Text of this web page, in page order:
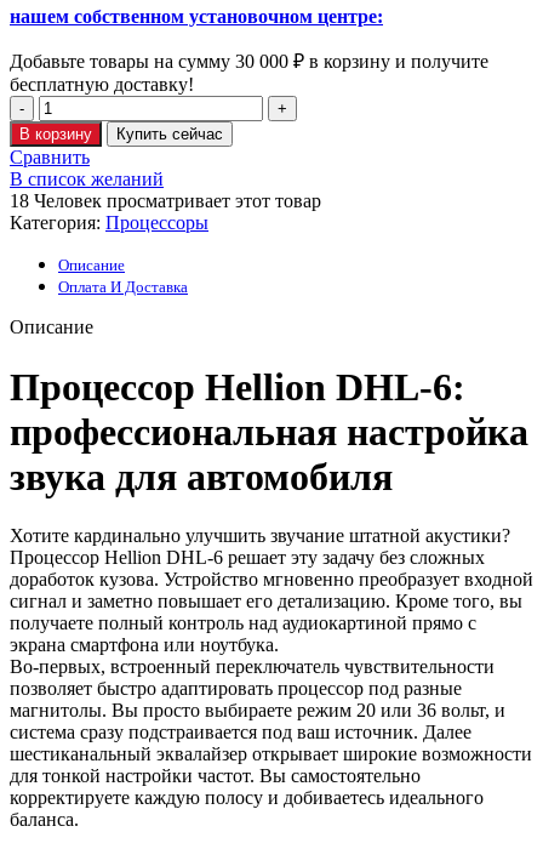
нашем собственном установочном центре:
Добавьте товары на сумму 30 000 ₽ в корзину и получите
бесплатную доставку!
В корзину Купить сейчас
Сравнить
В список желаний
18 Человек просматривает этот товар
Категория: Процессоры
Описание
Оплата И Доставка
Описание
Процессор Hellion DHL-6:
профессиональная настройка
звука для автомобиля
Хотите кардинально улучшить звучание штатной акустики?
Процессор Hellion DHL-6 решает эту задачу без сложных
доработок кузова. Устройство мгновенно преобразует входной
сигнал и заметно повышает его детализацию. Кроме того, вы
получаете полный контроль над аудиокартиной прямо с
экрана смартфона или ноутбука.
Во-первых, встроенный переключатель чувствительности
позволяет быстро адаптировать процессор под разные
магнитолы. Вы просто выбираете режим 20 или 36 вольт, и
система сразу подстраивается под ваш источник. Далее
шестиканальный эквалайзер открывает широкие возможности
для тонкой настройки частот. Вы самостоятельно
корректируете каждую полосу и добиваетесь идеального
баланса.